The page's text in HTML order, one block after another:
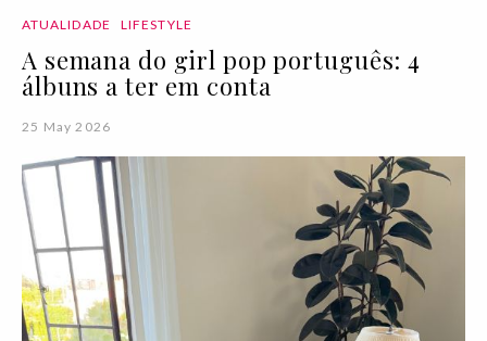
ATUALIDADE LIFESTYLE
A semana do girl pop português: 4
álbuns a ter em conta
25 May 2026